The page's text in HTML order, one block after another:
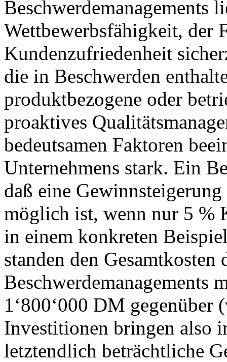
Beschwerdemanagements
Wettbewerbsfähigkeit, der
Kundenzufriedenheit
die in Beschwerden
produktbezogene oder
proaktives
bedeutsamen Faktoren
Unternehmens stark. Ein
daß eine
möglich ist, wenn nur 5 %
in einem konkreten
standen den
Beschwerdemanagements
1‘800‘000 DM
Investitionen bringen also
letztendlich beträchtliche